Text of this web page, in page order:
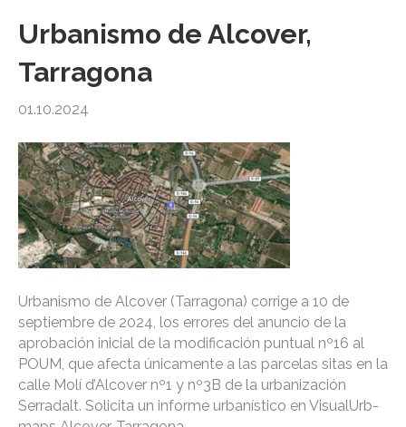
Urbanismo de Alcover,
Tarragona
01.10.2024
Urbanismo de Alcover (Tarragona) corrige a 10 de
septiembre de 2024, los errores del anuncio de la
aprobación inicial de la modificación puntual nº16 al
POUM, que afecta únicamente a las parcelas sitas en la
calle Molí d’Alcover nº1 y nº3B de la urbanización
Serradalt. Solicita un informe urbanístico en VisualUrb-